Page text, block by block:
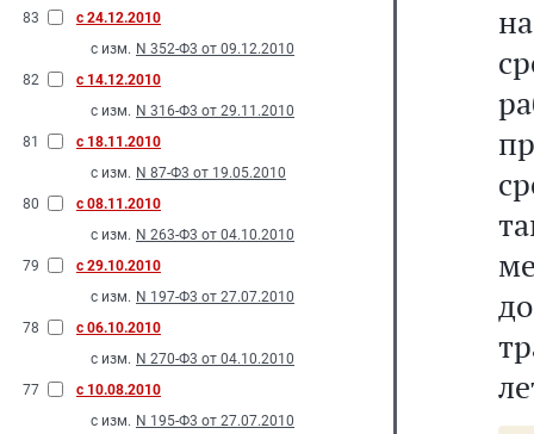
83
с 24.12.2010
с изм. N 352-Ф3 от 09.12.2010
82
с 14.12.2010
с изм. N 316-Ф3 от 29.11.2010
81
с 18.11.2010
с изм. N 87-Ф3 от 19.05.2010
80
с 08.11.2010
с изм. N 263-Ф3 от 04.10.2010
79
с 29.10.2010
с изм. N 197-Ф3 от 27.07.2010
78
с 06.10.2010
с изм. N 270-Ф3 от 04.10.2010
77
с 10.08.2010
с изм. N 195-Ф3 от 27.07.2010